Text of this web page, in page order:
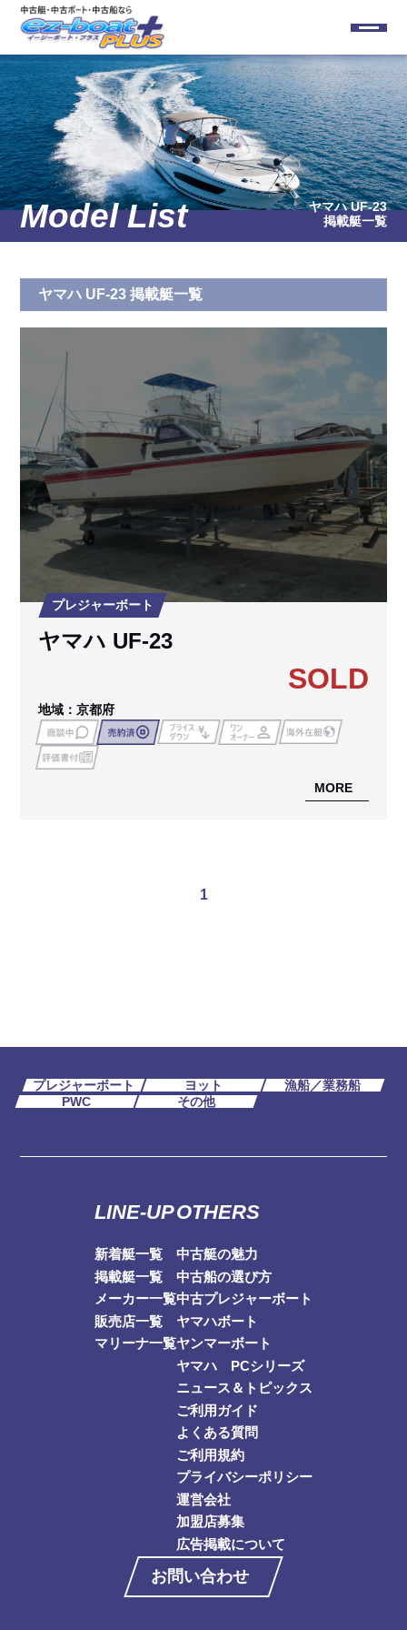
ヤマハ UF-23
掲載艇一覧
ヤマハ UF-23 掲載艇一覧
プレジャーボート
ヤマハ UF-23
SOLD
地域：京都府
MORE
1
プレジャーボート ヨット
漁船／業務船
PWC
その他
LINE-UP
新着艇一覧
掲載艇一覧
メーカー一覧
販売店一覧
マリーナ一覧
OTHERS
中古艇の魅力
中古船の選び方
中古プレジャーボート
ヤマハボート
ヤンマーボート
ヤマハ PCシリーズ
ニュース＆トピックス
ご利用ガイド
よくある質問
ご利用規約
プライバシーポリシー
運営会社
加盟店募集
広告掲載について
お問い合わせ